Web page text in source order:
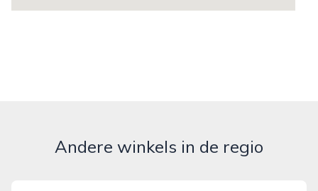
Andere winkels in de regio